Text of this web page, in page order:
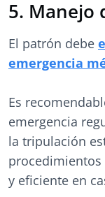
5. Manejo
El patrón debe
emergencia
Es
emergencia
la tripulación
procedimientos
y eficiente en